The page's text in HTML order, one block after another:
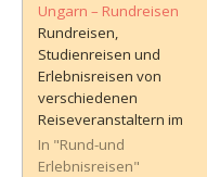
Ungarn – Rundreisen
Rundreisen,
Studienreisen und
Erlebnisreisen von
verschiedenen
Reiseveranstaltern im
Vergleich, mit
ausführlichen
In "Rund-und
Erlebnisreisen"